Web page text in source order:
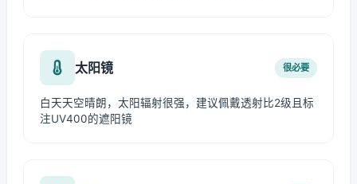
太阳镜 很必要
白天天空晴朗，太阳辐射很强，建议佩戴透射比2级且标
注UV400的遮阳镜